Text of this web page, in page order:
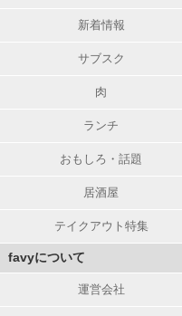
新着情報
サブスク
肉
ランチ
おもしろ・話題
居酒屋
テイクアウト特集
favyについて
運営会社